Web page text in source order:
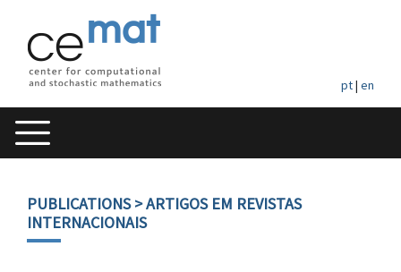
pt| en
PUBLICATIONS> ARTIGOS EM REVISTAS
INTERNACIONAIS